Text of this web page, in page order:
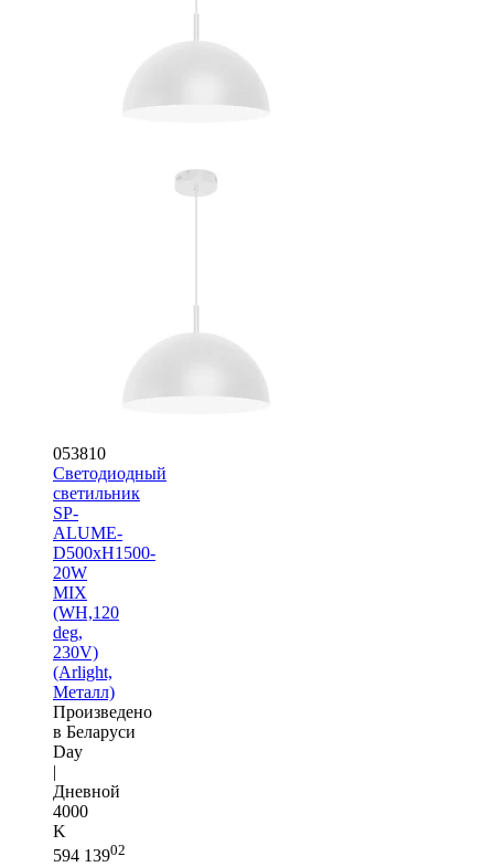
053810
Светодиодный
светильник
SP-
ALUME-
D500xH1500-
20W
MIX
(WH,120
deg,
230V)
(Arlight,
Металл)
Произведено
в Беларуси
Day
|
Дневной
4000
K
594 13902